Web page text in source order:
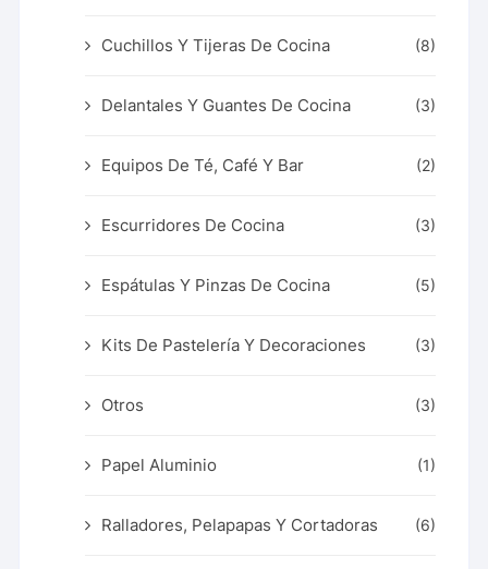
Cuchillos Y Tijeras De Cocina (8)
Delantales Y Guantes De Cocina (3)
Equipos De Té, Café Y Bar (2)
Escurridores De Cocina (3)
Espátulas Y Pinzas De Cocina (5)
Kits De Pastelería Y Decoraciones (3)
Otros (3)
Papel Aluminio (1)
Ralladores, Pelapapas Y Cortadoras (6)